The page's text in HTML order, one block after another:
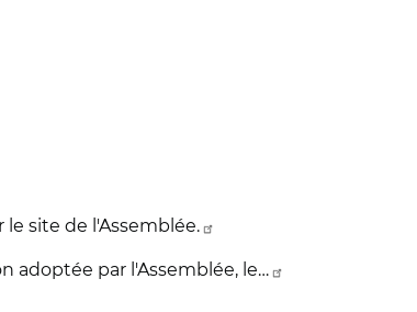
le site de l'Assemblée.
adoptée par l'Assemblée, le…